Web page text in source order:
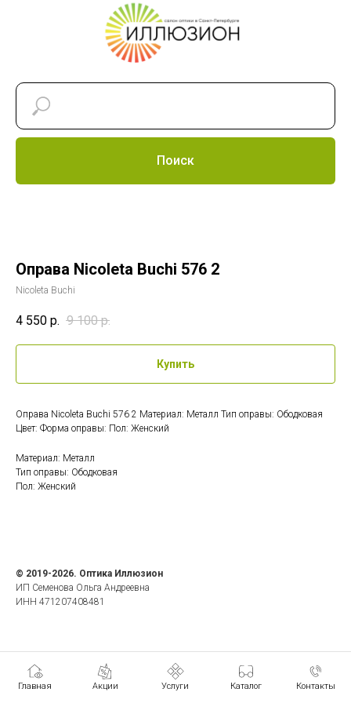
Поиск
Главная Акции Услуги Каталог Контакты
Оправа Nicoleta Buchi 576 2
Nicoleta Buchi
4 550 р. 9 100 р.
Купить
Оправа Nicoleta Buchi 576 2 Материал: Металл Тип оправы: Ободковая
Цвет: Форма оправы: Пол: Женский
Материал: Металл
Тип оправы: Ободковая
Пол: Женский
© 2019-2026. Оптика Иллюзион
ИП Семенова Ольга Андреевна
ИНН 471207408481